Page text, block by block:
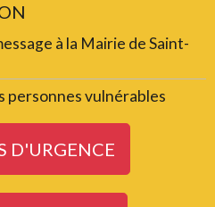
à la Mairie de Saint-
personnes vulnérables
D'URGENCE